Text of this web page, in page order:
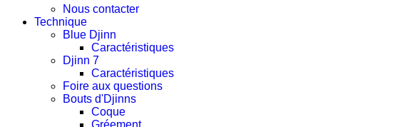
Nous contacter
Technique
Blue Djinn
Caractéristiques
Djinn 7
Caractéristiques
Foire aux questions
Bouts d'Djinns
Coque
Gréement